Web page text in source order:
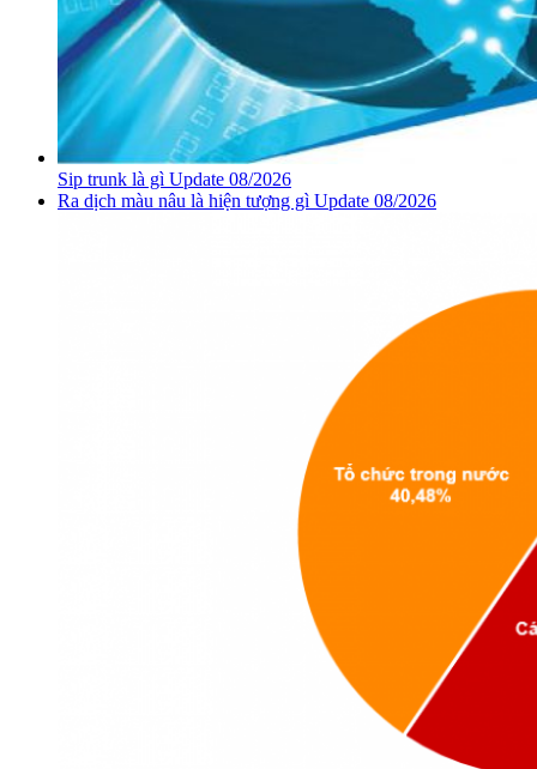
Sip trunk là gì Update 08/2026
Ra dịch màu nâu là hiện tượng gì Update 08/2026